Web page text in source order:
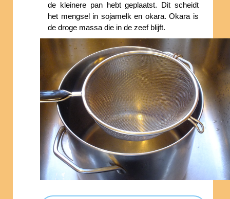
de kleinere pan hebt geplaatst. Dit scheidt
het mengsel in sojamelk en okara. Okara is
de droge massa die in de zeef blijft.